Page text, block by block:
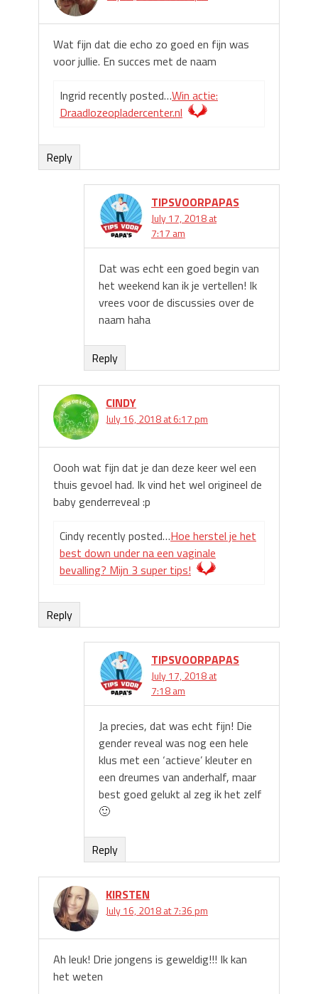
Wat fijn dat die echo zo goed en fijn was
voor jullie. En succes met de naam
Ingrid recently posted…Win actie:
Draadlozeopladercenter.nl
Reply
TIPSVOORPAPAS
July 17, 2018 at
7:17 am
Dat was echt een goed begin van
het weekend kan ik je vertellen! Ik
vrees voor de discussies over de
naam haha
Reply
CINDY
July 16, 2018 at 6:17 pm
Oooh wat fijn dat je dan deze keer wel een
thuis gevoel had. Ik vind het wel origineel de
baby genderreveal :p
Cindy recently posted…Hoe herstel je het
best down under na een vaginale
bevalling? Mijn 3 super tips!
Reply
TIPSVOORPAPAS
July 17, 2018 at
7:18 am
Ja precies, dat was echt fijn! Die
gender reveal was nog een hele
klus met een ‘actieve’ kleuter en
een dreumes van anderhalf, maar
best goed gelukt al zeg ik het zelf
🙂
Reply
KIRSTEN
July 16, 2018 at 7:36 pm
Ah leuk! Drie jongens is geweldig!!! Ik kan
het weten